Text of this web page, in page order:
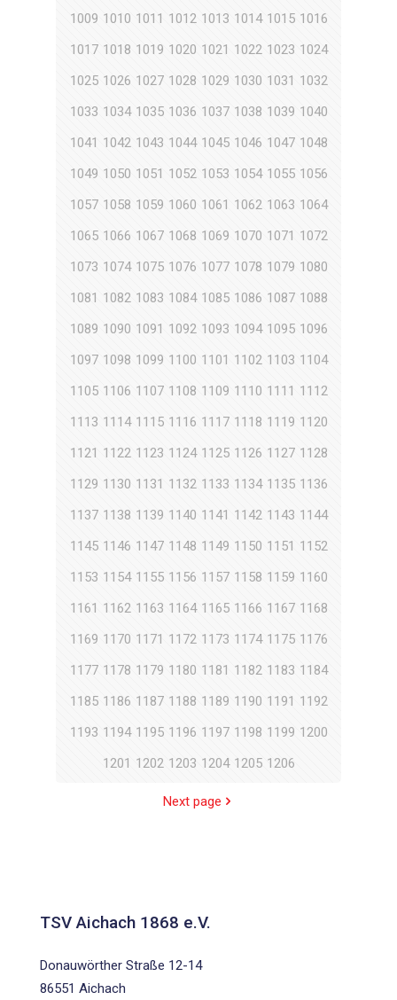
1009 1010 1011 1012 1013 1014 1015 1016
1017 1018 1019 1020 1021 1022 1023 1024
1025 1026 1027 1028 1029 1030 1031 1032
1033 1034 1035 1036 1037 1038 1039 1040
1041 1042 1043 1044 1045 1046 1047 1048
1049 1050 1051 1052 1053 1054 1055 1056
1057 1058 1059 1060 1061 1062 1063 1064
1065 1066 1067 1068 1069 1070 1071 1072
1073 1074 1075 1076 1077 1078 1079 1080
1081 1082 1083 1084 1085 1086 1087 1088
1089 1090 1091 1092 1093 1094 1095 1096
1097 1098 1099 1100 1101 1102 1103 1104
1105 1106 1107 1108 1109 1110 1111 1112
1113 1114 1115 1116 1117 1118 1119 1120
1121 1122 1123 1124 1125 1126 1127 1128
1129 1130 1131 1132 1133 1134 1135 1136
1137 1138 1139 1140 1141 1142 1143 1144
1145 1146 1147 1148 1149 1150 1151 1152
1153 1154 1155 1156 1157 1158 1159 1160
1161 1162 1163 1164 1165 1166 1167 1168
1169 1170 1171 1172 1173 1174 1175 1176
1177 1178 1179 1180 1181 1182 1183 1184
1185 1186 1187 1188 1189 1190 1191 1192
1193 1194 1195 1196 1197 1198 1199 1200
1201 1202 1203 1204 1205 1206
Next page
TSV Aichach 1868 e.V.
Donauwörther Straße 12-14
86551 Aichach